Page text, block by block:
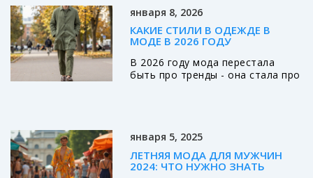
внедрить трендовые цвета в
свой гардероб. Ты узнаешь,
какими тканями и фактурами
лучше всего подчеркнуть
модные оттенки. Будет
несколько простых советов, как
экспериментов.
января 8, 2026
КАКИЕ СТИЛИ В ОДЕЖДЕ В
МОДЕ В 2026 ГОДУ
В 2026 году мода перестала
быть про тренды - она стала про
коттеджа и модерн-фольклора.
января 5, 2025
ЛЕТНЯЯ МОДА ДЛЯ МУЖЧИН
2024: ЧТО НУЖНО ЗНАТЬ